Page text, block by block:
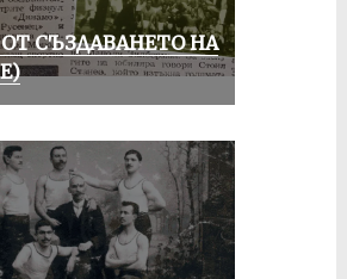
ОТ СЪЗДАВАНЕТО НА